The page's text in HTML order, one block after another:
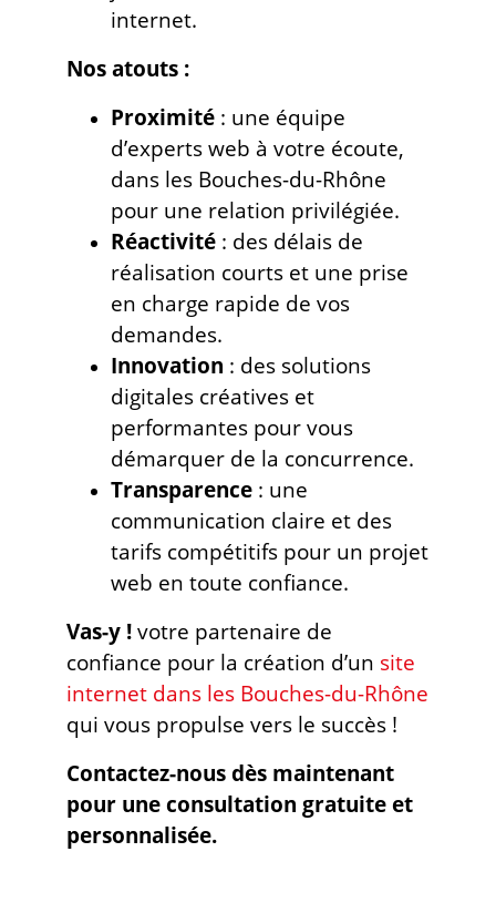
internet.
Nos atouts :
Proximité : une équipe
d’experts web à votre écoute,
dans les Bouches-du-Rhône
pour une relation privilégiée.
Réactivité : des délais de
réalisation courts et une prise
en charge rapide de vos
demandes.
Innovation : des solutions
digitales créatives et
performantes pour vous
démarquer de la concurrence.
Transparence : une
communication claire et des
tarifs compétitifs pour un projet
web en toute confiance.
Vas-y ! votre partenaire de
confiance pour la création d’un site
internet dans les Bouches-du-Rhône
qui vous propulse vers le succès !
Contactez-nous dès maintenant
pour une consultation gratuite et
personnalisée.